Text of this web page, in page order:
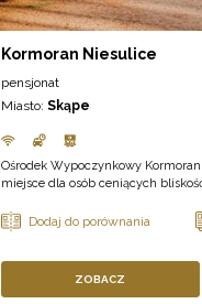
Kormoran Niesulice
pensjonat
Miasto:Skąpe
Ośrodek Wypoczynkowy
miejsce dla osób ceniących
ZOBACZ